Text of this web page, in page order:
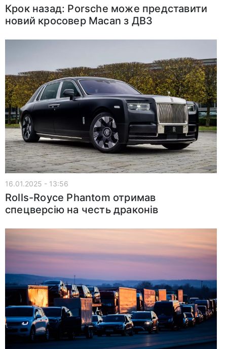
Крок назад: Porsche може представити
новий кросовер Macan з ДВЗ
16.01.2025 - 13:56
Rolls-Royce Phantom отримав
спецверсію на честь драконів